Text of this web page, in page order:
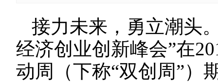
接力未来，勇立潮头
经济创业创新峰会”在
动周（下称“双创周”）